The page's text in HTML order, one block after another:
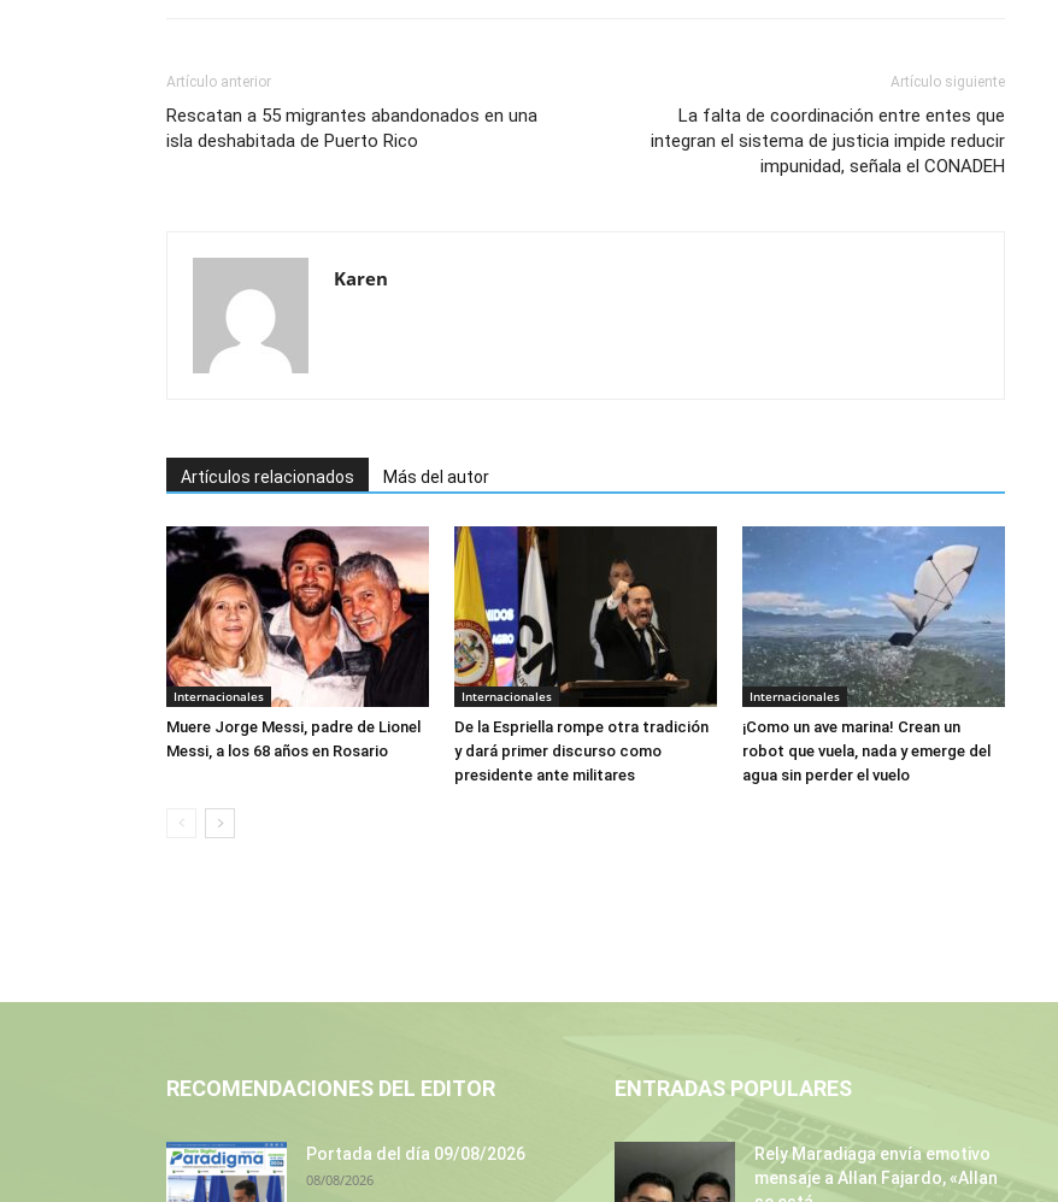
Artículo anterior
Rescatan a 55 migrantes abandonados en una
isla deshabitada de Puerto Rico
Artículo siguiente
La falta de coordinación entre entes que
integran el sistema de justicia impide reducir
impunidad, señala el CONADEH
Karen
Artículos relacionados Más del autor
Internacionales
Muere Jorge Messi, padre de Lionel
Messi, a los 68 años en Rosario
Internacionales
De la Espriella rompe otra tradición
y dará primer discurso como
presidente ante militares
Internacionales
¡Como un ave marina! Crean un
robot que vuela, nada y emerge del
agua sin perder el vuelo
RECOMENDACIONES DEL EDITOR
Portada del día 09/08/2026
08/08/2026
ENTRADAS POPULARES
Rely Maradiaga envía emotivo
mensaje a Allan Fajardo, «Allan